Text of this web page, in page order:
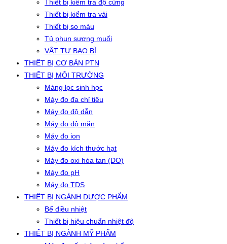
Thiết bị kiểm tra độ cứng
Thiết bị kiểm tra vải
Thiết bị so màu
Tủ phun sương muối
VẬT TƯ BAO BÌ
THIẾT BỊ CƠ BẢN PTN
THIẾT BỊ MÔI TRƯỜNG
Màng lọc sinh học
Máy đo đa chỉ tiêu
Máy đo độ dẫn
Máy đo độ mặn
Máy đo ion
Máy đo kích thước hạt
Máy đo oxi hòa tan (DO)
Máy đo pH
Máy đo TDS
THIẾT BỊ NGÀNH DƯỢC PHẨM
Bể điều nhiệt
Thiết bị hiệu chuẩn nhiệt độ
THIẾT BỊ NGÀNH MỸ PHẨM